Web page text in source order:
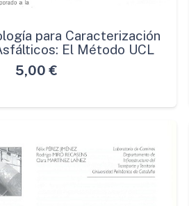
para Caracterización
El Método UCL
5,00 €